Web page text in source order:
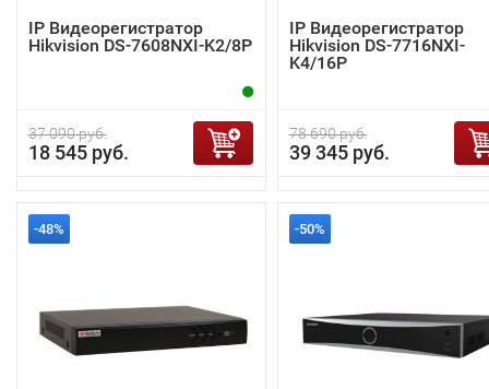
IP Видеорегистратор
Hikvision DS-7608NXI-K2/8P
37 090 руб.
18 545 руб.
IP Видеорегистратор
Hikvision DS-7716NXI-
K4/16P
78 690 руб.
39 345 руб.
-48% -50%